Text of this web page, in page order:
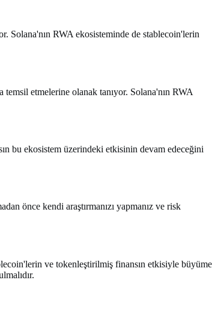
Solana'nın RWA ekosisteminde de stablecoin'lerin
etmelerine olanak tanıyor. Solana'nın RWA
bu ekosistem üzerindeki etkisinin devam edeceğini
önce kendi araştırmanızı yapmanız ve risk
ve tokenleştirilmiş finansın etkisiyle büyüme